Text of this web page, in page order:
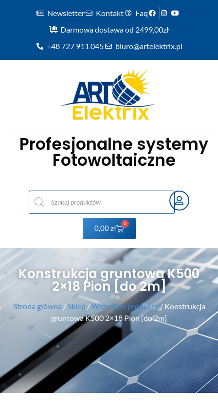
Newsletter Kontakt
Faq
Darmowa dostawa od 2499,00zł
+48 727 911 045
biuro@artelektrix.pl
Profesjonalne systemy
Fotowoltaiczne
0,00zł
0
Konstrukcja gruntowa K500
2×18 Pion [do 2m]
Strona główna / Sklep/Wszystkie produkty/ Konstrukcja
gruntowa K500 2×18 Pion [do 2m]